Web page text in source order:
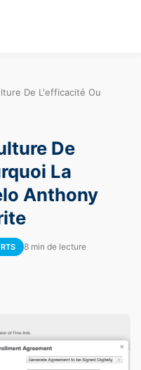
De L'efficacité Ou
De
La
Anthony
8 min de lecture